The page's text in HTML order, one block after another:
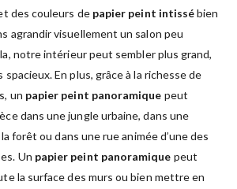
des couleurs de papier peint intissébien
agrandir visuellement un salon peu
notre intérieur peut sembler plus grand,
En plus, grâce à la richesse de
un papier peint panoramique peut
dans une jungle urbaine, dans une
forêt ou dans une rue animée d’une des
Un papier peint panoramique peut
la surface des murs ou bien mettre en